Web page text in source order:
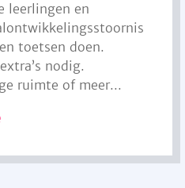
leerlingen en
toetsen doen.
nodig.
ruimte of meer...